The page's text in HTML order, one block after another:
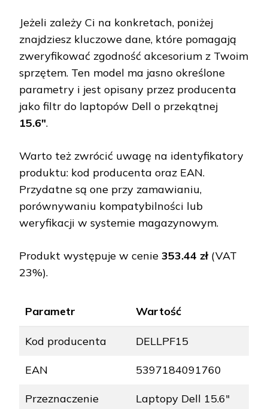
Jeżeli zależy Ci na konkretach, poniżej
znajdziesz kluczowe dane, które pomagają
zweryfikować zgodność akcesorium z Twoim
sprzętem. Ten model ma jasno określone
parametry i jest opisany przez producenta
jako filtr do laptopów Dell o przekątnej
15.6″.
Warto też zwrócić uwagę na identyfikatory
produktu: kod producenta oraz EAN.
Przydatne są one przy zamawianiu,
porównywaniu kompatybilności lub
weryfikacji w systemie magazynowym.
Produkt występuje w cenie 353.44 zł(VAT
23%).
Parametr Wartość
Kod producenta DELLPF15
EAN 5397184091760
Przeznaczenie Laptopy Dell 15.6″